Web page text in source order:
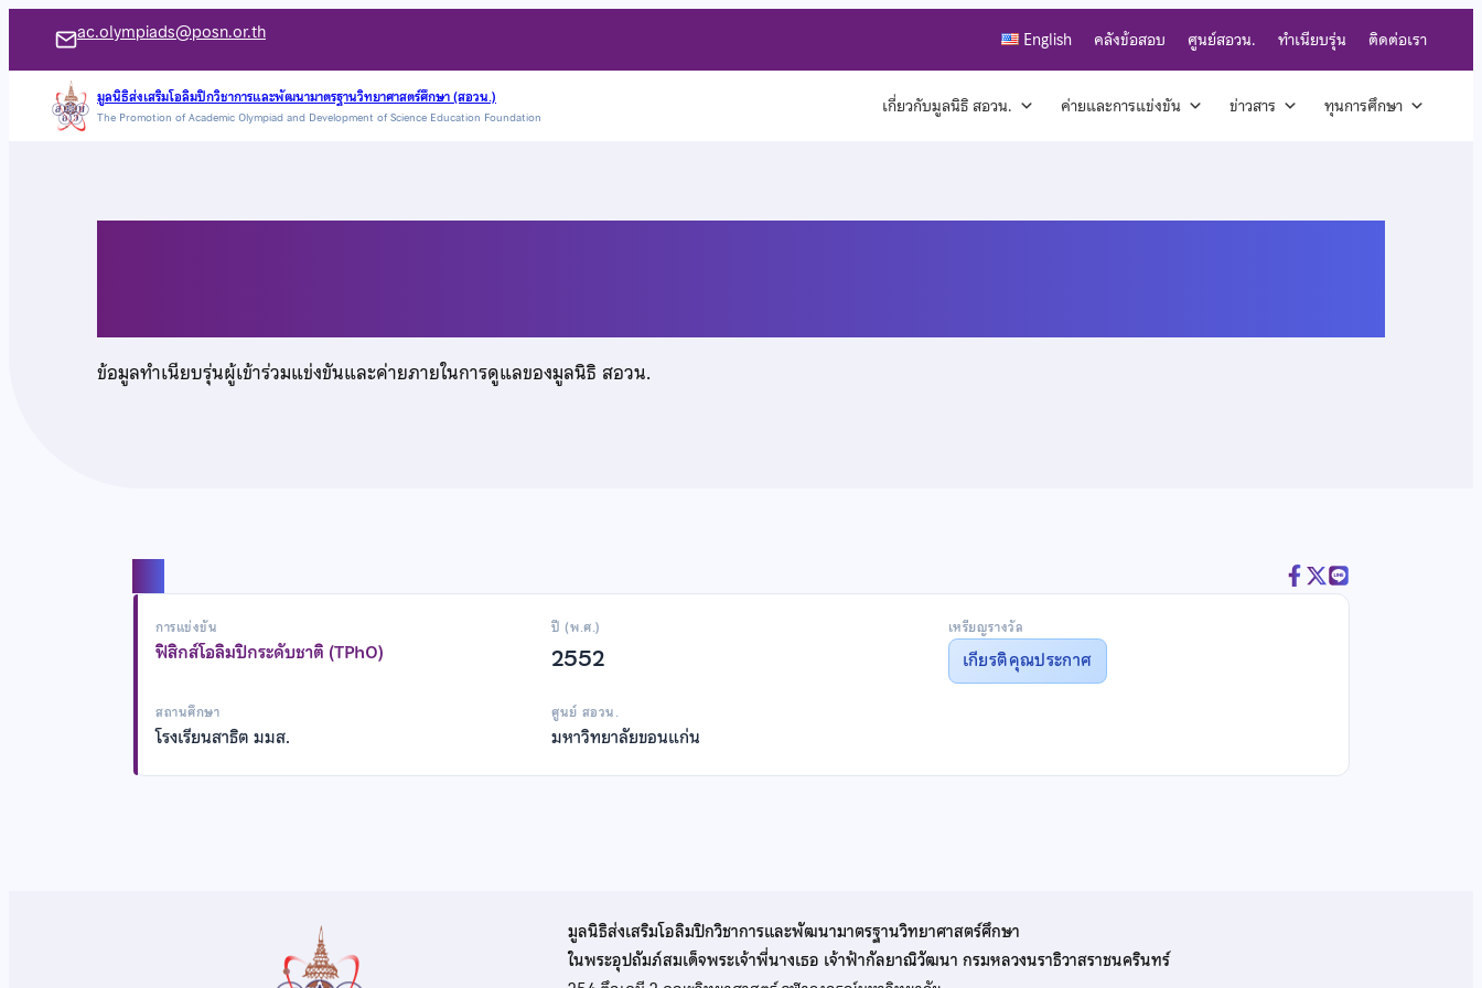
เนื้อหา
ac.olympiads@posn.or.th English คลังข้อสอบ ศูนย์สอวน. ทำเนียบรุ่น ติดต่อเรา
มูลนิธิส่งเสริมโอลิมปิกวิชาการและพัฒนามาตรฐานวิทยาศาสตร์ศึกษา (สอวน.)
The Promotion of Academic Olympiad and Development of Science Education Foundation เกี่ยวกับมูลนิธิ สอวน. ค่ายและการแข่งขัน ข่าวสาร ทุนการศึกษา
ข้อมูลทำเนียบรุ่นผู้เข้าร่วมแข่งขันและค่ายภายในการดูแลของมูลนิธิ สอวน.
การแข่งขัน
ฟิสิกส์โอลิมปิกระดับชาติ (TPhO)
ปี (พ.ศ.)
2552
เหรียญรางวัล
เกียรติคุณประกาศ
สถานศึกษา
โรงเรียนสาธิต มมส.
ศูนย์ สอวน.
มหาวิทยาลัยขอนแก่น
มูลนิธิส่งเสริมโอลิมปิกวิชาการและพัฒนามาตรฐานวิทยาศาสตร์ศึกษา
ในพระอุปถัมภ์สมเด็จพระเจ้าพี่นางเธอ เจ้าฟ้ากัลยาณิวัฒนา กรมหลวงนราธิวาสราชนครินทร์